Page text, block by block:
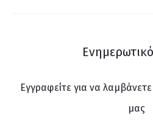
Εγγραφείτε για να
μας